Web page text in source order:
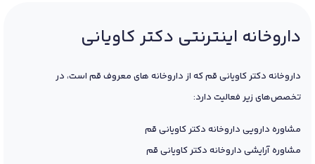
داروخانه اینترنتی دکتر کاویانی
داروخانه دکتر کاویانی قم که از داروخانه های معروف قم است، در
تخصص‌های زیر فعالیت دارد:
مشاوره دارویی داروخانه دکتر کاویانی قم
مشاوره آرایشی داروخانه دکتر کاویانی قم